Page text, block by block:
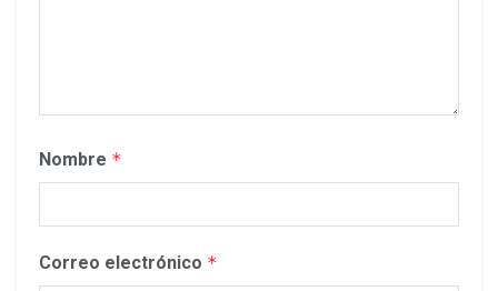
Nombre *
Correo electrónico *